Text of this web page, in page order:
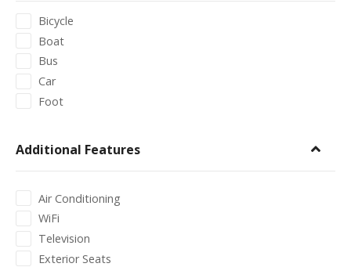
Bicycle
Boat
Bus
Car
Foot
Additional Features
Air Conditioning
WiFi
Television
Exterior Seats